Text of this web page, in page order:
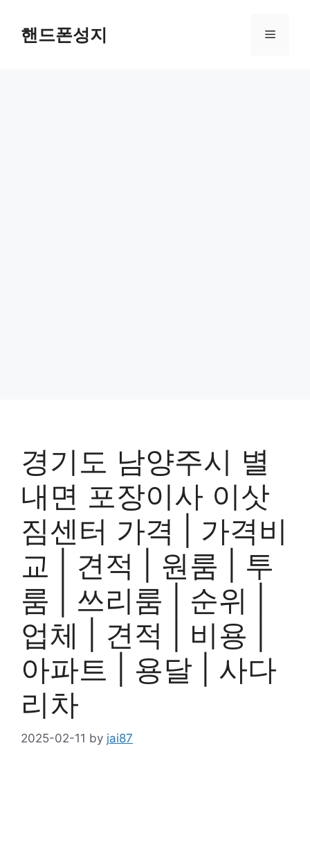
content핸드폰성지 Menu
경기도 남양주시 별
내면 포장이사 이삿
짐센터 가격 | 가격비
교 | 견적 | 원룸 | 투
룸 | 쓰리룸 | 순위 |
업체 | 견적 | 비용 |
아파트 | 용달 | 사다
리차
2025-02-11 by jai87